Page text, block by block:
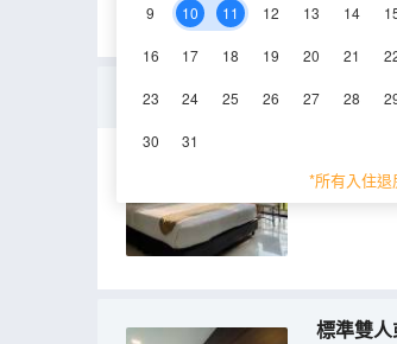
9 10 11 12 13 14
16 17 18 19 20 21
23 24 25 26 27 28
30 31
*所有入住
高級房
36.5㎡
標準雙